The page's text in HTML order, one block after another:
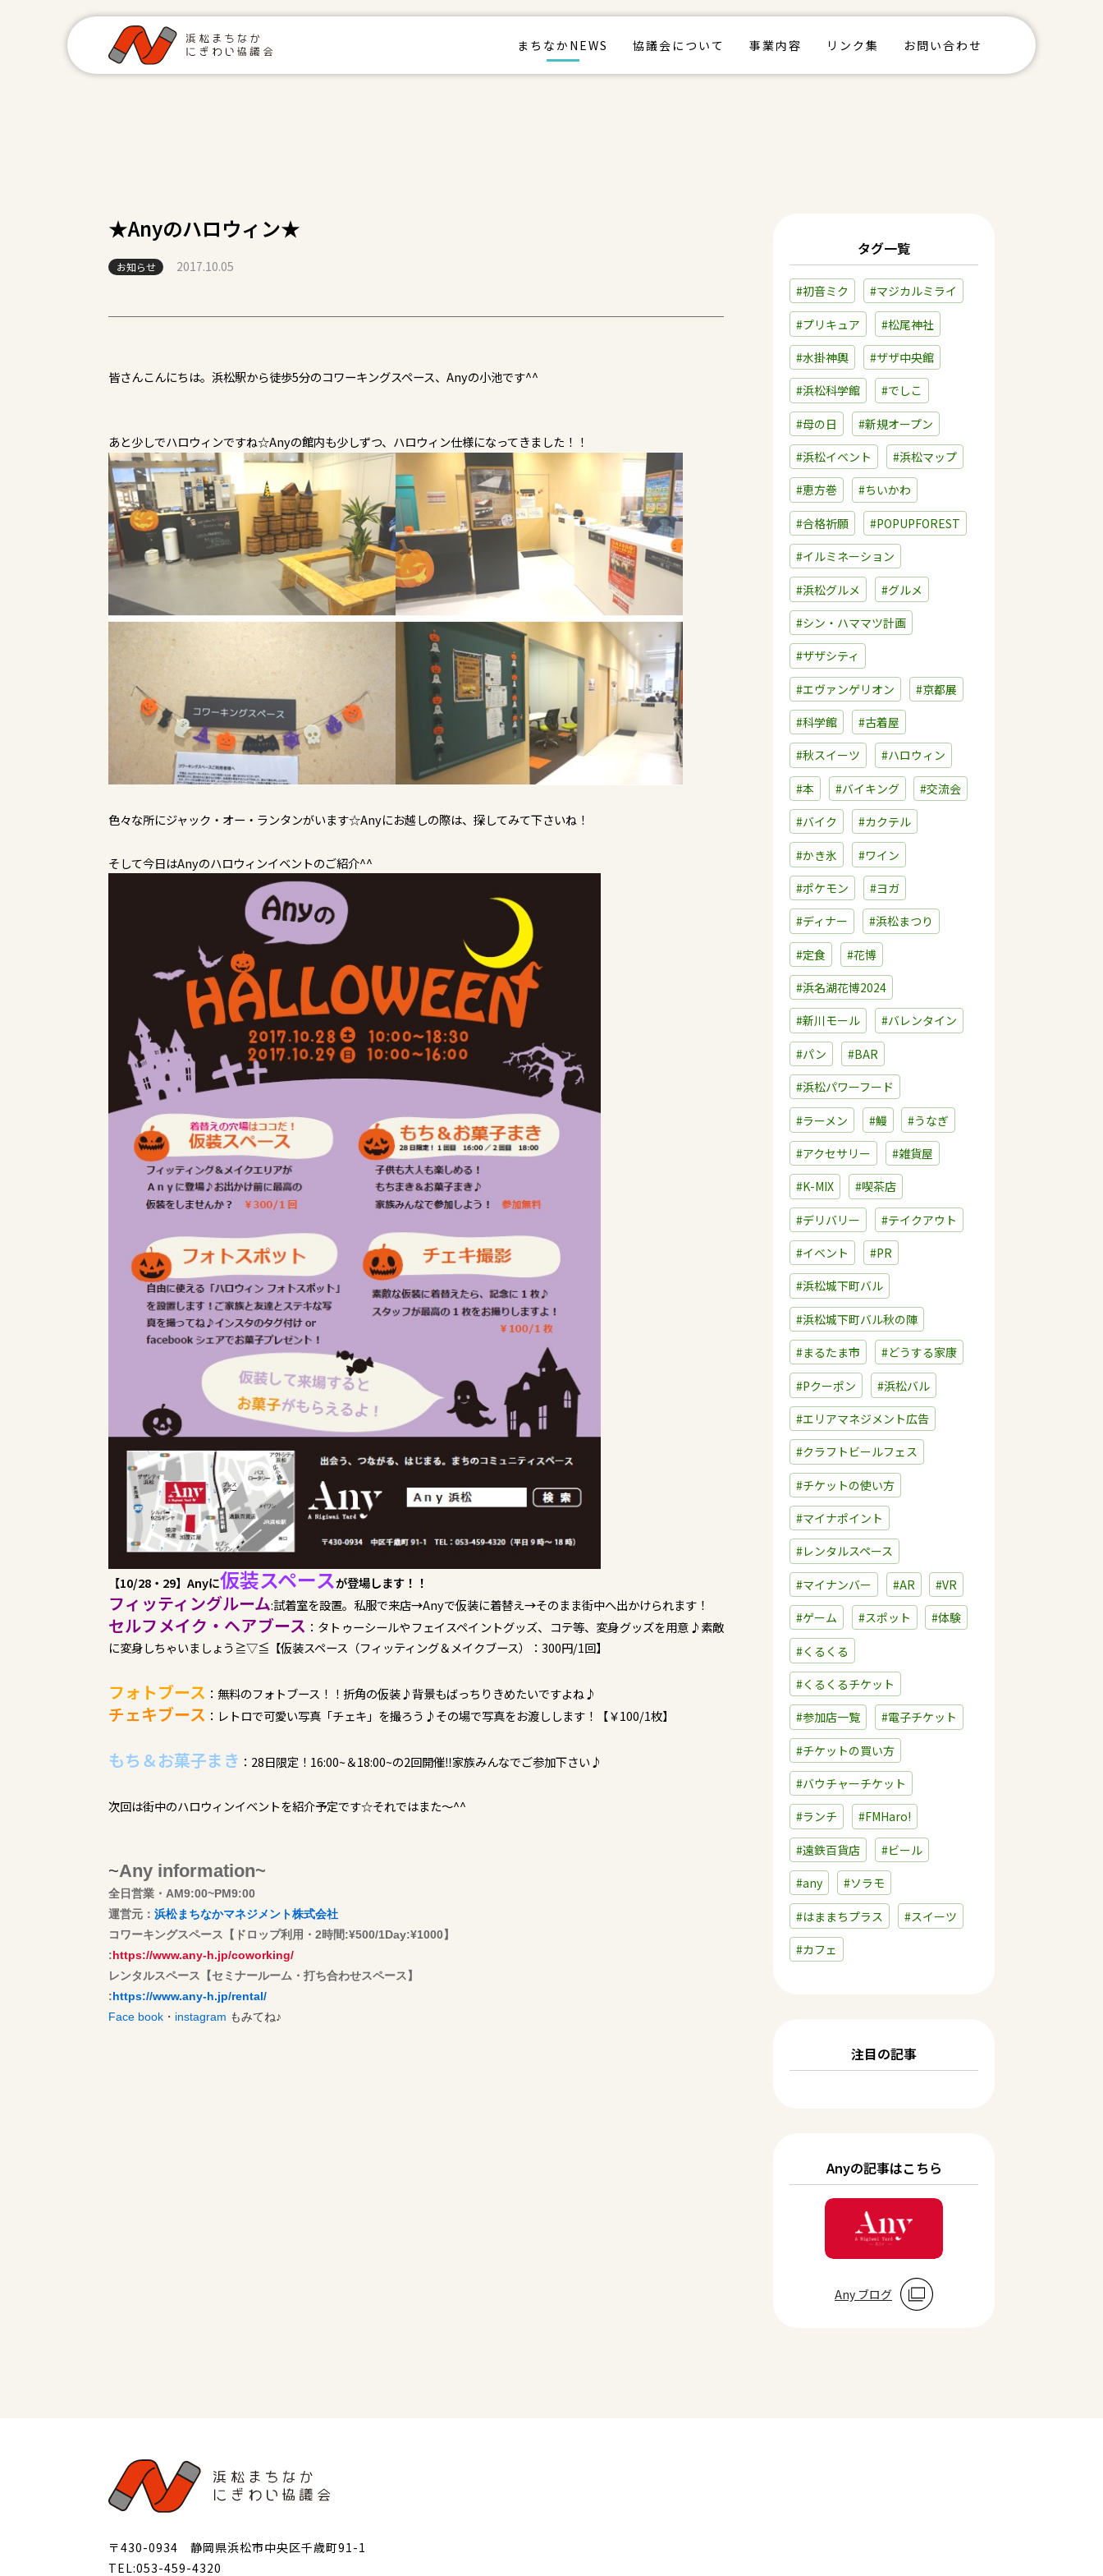
まちなかNEWS 協議会について 事業内容 リンク集 お問い合わせ
★Anyのハロウィン★
お知らせ 2017.10.05
皆さんこんにちは。浜松駅から徒歩5分のコワーキングスペース、Anyの小池です^^
あと少しでハロウィンですね☆Anyの館内も少しずつ、ハロウィン仕様になってきました！！
色々な所にジャック・オー・ランタンがいます☆Anyにお越しの際は、探してみて下さいね！
​そして今日はAnyのハロウィンイベントのご紹介^^
【10/28・29】Anyに仮装スペースが登場します！！
フィッティングルーム:試着室を設置。私服で来店→Anyで仮装に着替え→そのまま街中へ出かけられます！
セルフメイク・ヘアブース ：タトゥーシールやフェイスペイントグッズ、コテ等、変身グッズを用意♪素敵
に変身しちゃいましょう≧▽≦【仮装スペース（フィッティング＆メイクブース）：300円/1回】
フォトブース ：無料のフォトブース！！折角の仮装♪背景もばっちりきめたいですよね♪
チェキブース ：レトロで可愛い写真「チェキ」を撮ろう♪その場で写真をお渡しします！【￥100/1枚】
もち＆お菓子まき ：28日限定！16:00~＆18:00~の2回開催‼家族みんなでご参加下さい♪
次回は街中のハロウィンイベントを紹介予定です☆それではまた～^^
~Any information~
全日営業・AM9:00~PM9:00
運営元： 浜松まちなかマネジメント株式会社
コワーキングスペース【ドロップ利用・2時間:¥500/1Day:¥1000】
:https://www.any-h.jp/coworking/
​レンタルスペース【セミナールーム・打ち合わせスペース】
:https://www.any-h.jp/rental/
Face book ・ instagram もみてね♪
タグ一覧
#初音ミク #マジカルミライ
#プリキュア #松尾神社
#水掛神輿 #ザザ中央館
#浜松科学館 #でしこ
#母の日 #新規オープン
#浜松イベント #浜松マップ
#恵方巻 #ちいかわ
#合格祈願 #POPUPFOREST
#イルミネーション
#浜松グルメ #グルメ
#シン・ハママツ計画
#ザザシティ
#エヴァンゲリオン #京都展
#科学館 #古着屋
#秋スイーツ #ハロウィン
#本 #バイキング #交流会
#バイク #カクテル
#かき氷 #ワイン
#ポケモン #ヨガ
#ディナー #浜松まつり
#定食 #花博
#浜名湖花博2024
#新川モール #バレンタイン
#パン #BAR
#浜松パワーフード
#ラーメン #鰻 #うなぎ
#アクセサリー #雑貨屋
#K-MIX #喫茶店
#デリバリー #テイクアウト
#イベント #PR
#浜松城下町バル
#浜松城下町バル秋の陣
#まるたま市 #どうする家康
#Pクーポン #浜松バル
#エリアマネジメント広告
#クラフトビールフェス
#チケットの使い方
#マイナポイント
#レンタルスペース
#マイナンバー #AR #VR
#ゲーム #スポット #体験
#くるくる
#くるくるチケット
#参加店一覧 #電子チケット
#チケットの買い方
#バウチャーチケット
#ランチ #FMHaro!
#遠鉄百貨店 #ビール
#any #ソラモ
#はままちプラス #スイーツ
#カフェ
注目の記事
Anyの記事はこちら
Any ブログ
〒430-0934 静岡県浜松市中央区千歳町91-1
TEL:053-459-4320